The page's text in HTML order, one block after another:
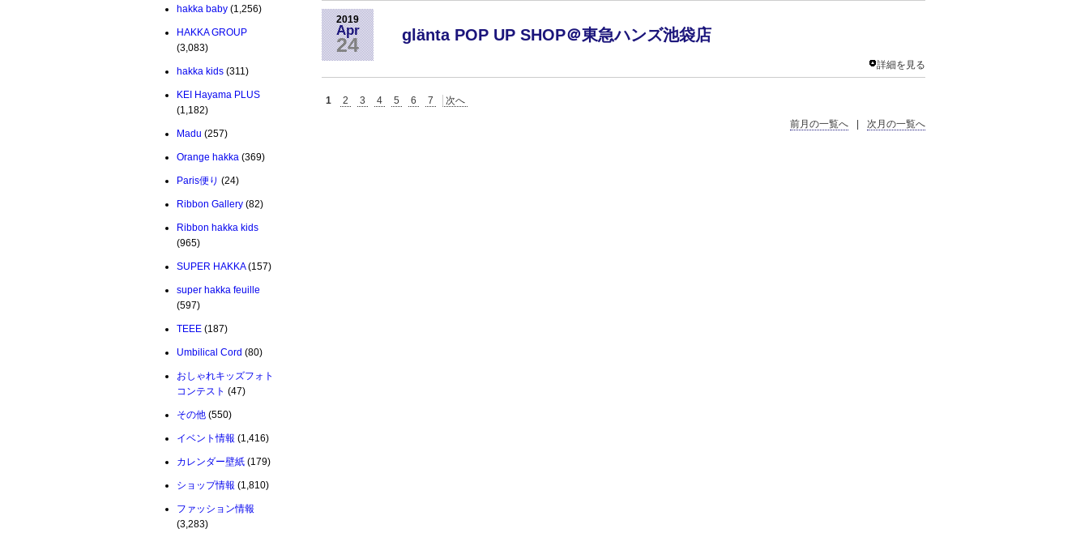
hakka baby (1,256)
HAKKA GROUP
(3,083)
hakka kids (311)
KEI Hayama PLUS
(1,182)
Madu (257)
Orange hakka (369)
Paris便り (24)
Ribbon Gallery (82)
Ribbon hakka kids
(965)
SUPER HAKKA(157)
super hakka feuille
(597)
TEEE (187)
Umbilical Cord (80)
おしゃれキッズフォト
コンテスト (47)
その他 (550)
イベント情報 (1,416)
カレンダー壁紙 (179)
ショップ情報 (1,810)
ファッション情報
(3,283)
2019
Apr
24 glänta POP UP SHOP＠東急ハンズ池袋店
詳細を見る
1 2 3 4 5 6 7 次へ
前月の一覧へ 次月の一覧へ